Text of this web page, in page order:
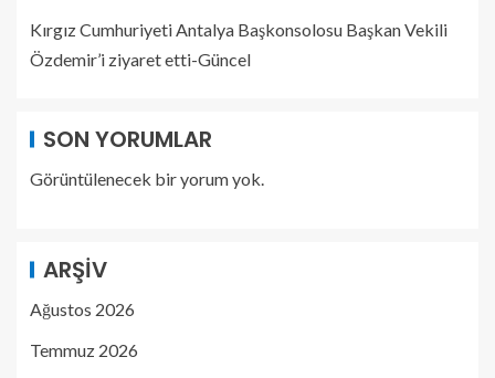
Kırgız Cumhuriyeti Antalya Başkonsolosu Başkan Vekili
Özdemir’i ziyaret etti-Güncel
SON YORUMLAR
Görüntülenecek bir yorum yok.
ARŞIV
Ağustos 2026
Temmuz 2026